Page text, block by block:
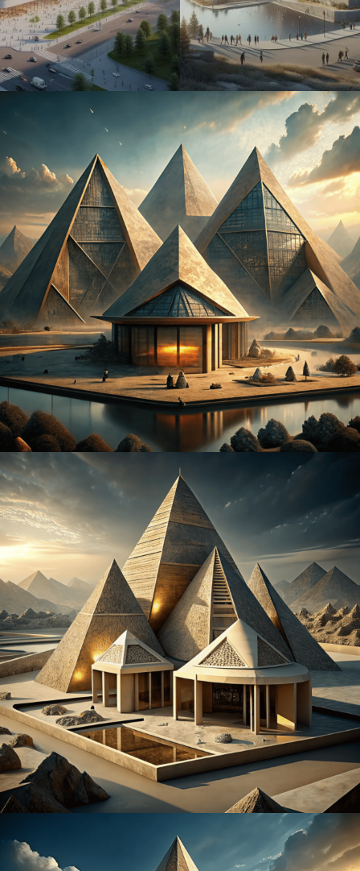
архпроект01
архпроект03
архпроект04
архпроект05
архпроект06
архпроект07
архпроект08
архпроект09
архпроект10
архпроект11
архпроект12
архпроект13
архпроект14
архпроект15
архпроект16
архпроект17
архпроект18
архпроект19
архпроект20
архпроект21
архпроект22